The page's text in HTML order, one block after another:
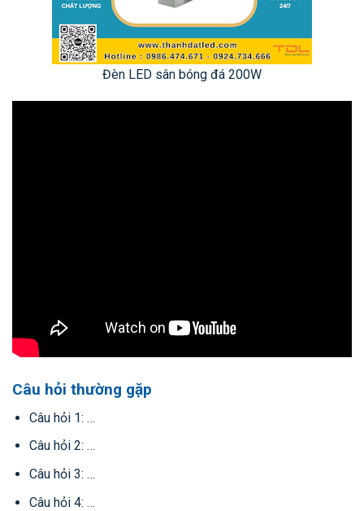
Đèn LED sân bóng đá 200W
Câu hỏi thường gặp
Câu hỏi 1: …
Câu hỏi 2: …
Câu hỏi 3: …
Câu hỏi 4: …